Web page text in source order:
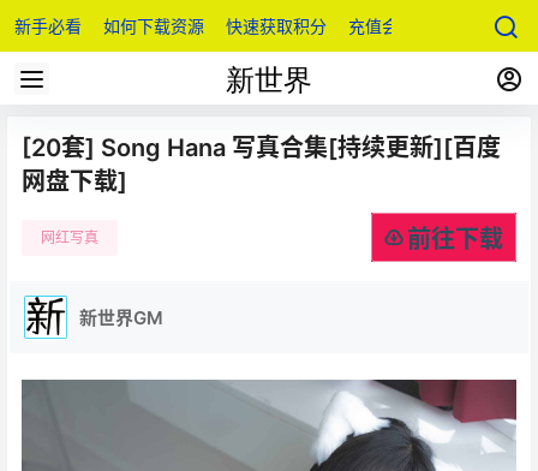
新手必看 如何下载资源 快速获取积分 充值会员
[20套] Song Hana 写真合集[持续更新][百度
网盘下载]
网红写真 前往下载
新世界GM